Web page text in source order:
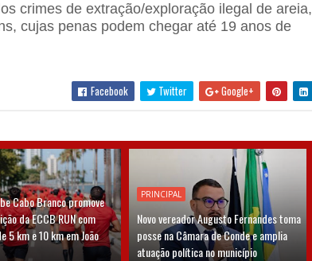
crimes de extração/exploração ilegal de areia,
cujas penas podem chegar até 19 anos de
Facebook Twitter Google+
Cabo Branco promove
da ECCB RUN com
5 km e 10 km em João
PRINCIPAL
Novo vereador Augusto Fernandes toma
posse na Câmara de Conde e amplia
atuação política no município